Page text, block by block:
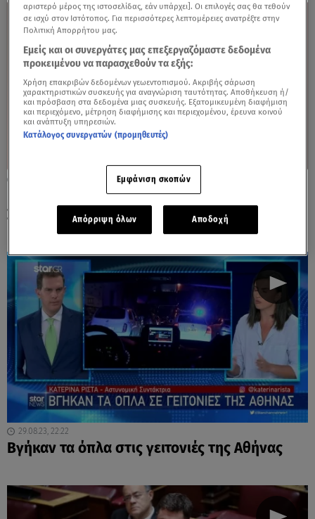
Ισραήλ: «Είδα τη φίλη μου να πεθαίνει» -
Σοκάρουν μαρτυρίες από το φεστιβάλ
29.08.23, 22:22
Βγήκαν τα όπλα στις γειτονιές της Αθήνας
αριστερό μέρος της ιστοσελίδας, εάν υπάρχει]. Οι επιλογές σας θα τεθούν
σε ισχύ στον Ιστότοπος. Για περισσότερες λεπτομέρειες ανατρέξτε στην
Πολιτική Απορρήτου μας.
Εμείς και οι συνεργάτες μας επεξεργαζόμαστε δεδομένα
προκειμένου να παρασχεθούν τα εξής:
Χρήση επακριβών δεδομένων γεωεντοπισμού. Ακριβής σάρωση
χαρακτηριστικών συσκευής για αναγνώριση ταυτότητας. Αποθήκευση ή/
και πρόσβαση στα δεδομένα μιας συσκευής. Εξατομικευμένη διαφήμιση
και περιεχόμενο, μέτρηση διαφήμισης και περιεχομένου, έρευνα κοινού
και ανάπτυξη υπηρεσιών.
Κατάλογος συνεργατών (προμηθευτές)
Εμφάνιση σκοπών
Απόρριψη όλων Αποδοχή